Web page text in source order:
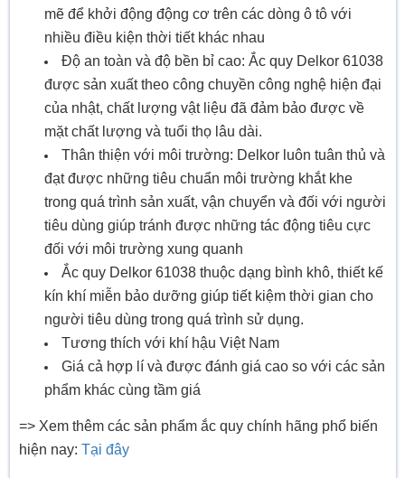
mẽ để khởi động động cơ trên các dòng ô tô với
nhiều điều kiện thời tiết khác nhau
Độ an toàn và độ bền bỉ cao: Ắc quy Delkor 61038
được sản xuất theo công chuyền công nghệ hiện đại
của nhật, chất lượng vật liệu đã đảm bảo được về
mặt chất lượng và tuổi thọ lâu dài.
Thân thiện với môi trường: Delkor luôn tuân thủ và
đạt được những tiêu chuẩn môi trường khắt khe
trong quá trình sản xuất, vận chuyển và đối với người
tiêu dùng giúp tránh được những tác động tiêu cực
đối với môi trường xung quanh
Ắc quy Delkor 61038 thuộc dạng bình khô, thiết kế
kín khí miễn bảo dưỡng giúp tiết kiệm thời gian cho
người tiêu dùng trong quá trình sử dụng.
Tương thích với khí hậu Việt Nam
Giá cả hợp lí và được đánh giá cao so với các sản
phẩm khác cùng tầm giá
=> Xem thêm các sản phẩm ắc quy chính hãng phổ biến
hiện nay: Tại đây